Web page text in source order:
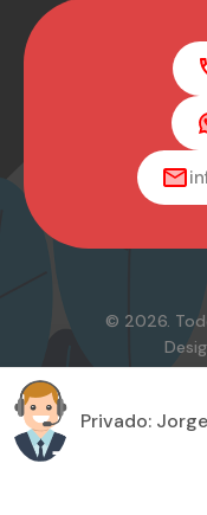
© 2026.
Privado: